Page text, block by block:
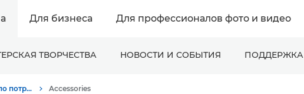
Для бизнеса Для профессионалов фото и видео
ТВОРЧЕСТВА НОВОСТИ И СОБЫТИЯ ПОДДЕРЖКА
Онлайн-поддержка по потребительской продукции Accessories